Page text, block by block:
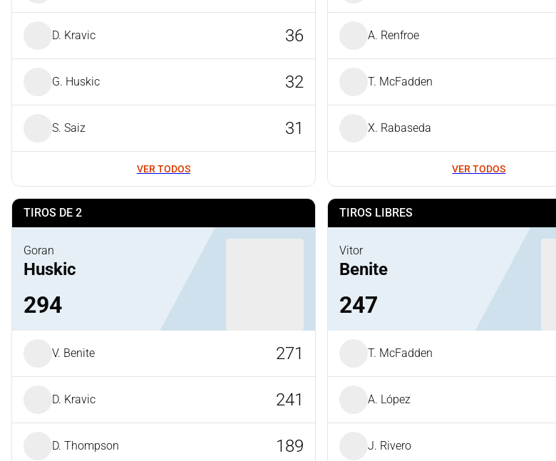
D. Kravic 36
G. Huskic 32
S. Saiz 31
VER TODOS
A. Renfroe
T. McFadden
X. Rabaseda
VER TODOS
TIROS DE 2
Goran
Huskic
294
V. Benite 271
D. Kravic 241
D. Thompson 189
TIROS LIBRES
Vitor
Benite
247
T. McFadden
A. López
J. Rivero